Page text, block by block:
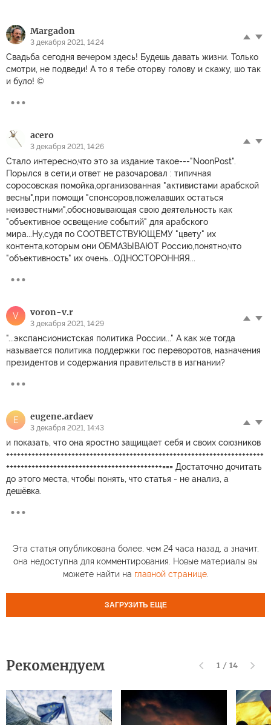
Margadon
3 декабря 2021, 14:24
Свадьба сегодня вечером здесь! Будешь давать жизни. Только
смотри, не подведи! А то я тебе оторву голову и скажу, шо так
и було! ©
acero
3 декабря 2021, 14:26
Стало интересно,что это за издание такое---"NoonPost".
Порылся в сети,и ответ не разочаровал : типичная
соросовская помойка,организованная "активистами арабской
весны",при помощи "спонсоров,пожелавших остаться
неизвестными",обосновывающая свою деятельность как
"объективное освещение событий" для арабского
мира...Ну,судя по СООТВЕТСТВУЮЩЕМУ "цвету" их
контента,которым они ОБМАЗЫВАЮТ Россию,понятно,что
"объективность" их очень...ОДНОСТОРОННЯЯ...
V voron-v.r
3 декабря 2021, 14:29
"...экспансионистская политика России..." А как же тогда
называется политика поддержки гос переворотов, назначения
президентов и содержания правительств в изгнании?
E eugene.ardaev
3 декабря 2021, 14:43
и показать, что она яростно защищает себя и своих союзников
+++++++++++++++++++++++++++++++++++++++++++++++++++++++++++++++++++++++
+++++++++++++++++++++++++++++++++++++++++++=== Достаточно дочитать
до этого места, чтобы понять, что статья - не анализ, а
дешёвка.
Эта статья опубликована более, чем 24 часа назад, а значит,
она недоступна для комментирования. Новые материалы вы
можете найти на главной странице.
ЗАГРУЗИТЬ ЕЩЕ
Рекомендуем 1 / 14